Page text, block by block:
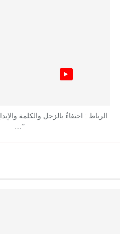
الرباط : احتفاءٌ بالزجل والكلمة
”…